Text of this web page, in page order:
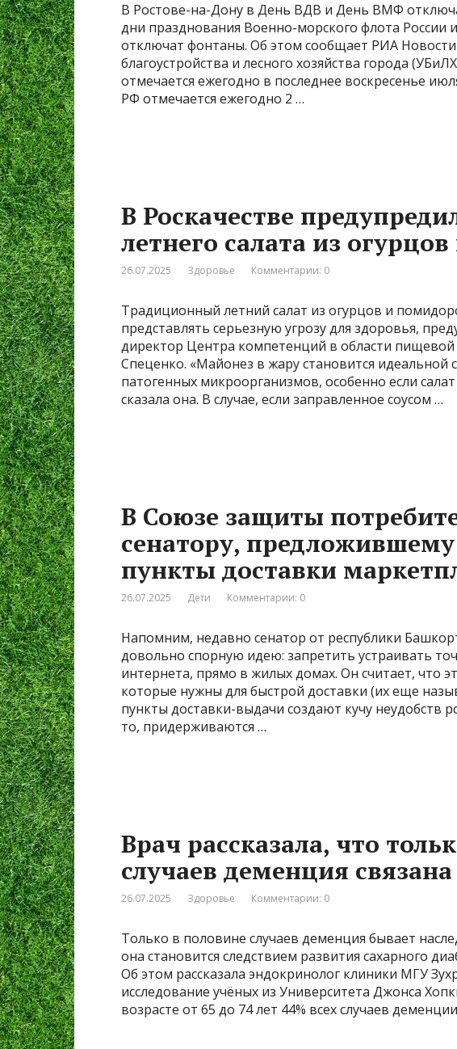
В Ростове-на-Дону в День ВДВ и День ВМФ
дни празднования Военно-морского флота России
отключат фонтаны. Об этом сообщает РИА Новости
благоустройства и лесного хозяйства города
отмечается ежегодно в последнее воскресенье
РФ отмечается ежегодно 2 …
В Роскачестве
летнего салата из
26.07.2025 Здоровье Комментарии: 0
Традиционный летний салат из огурцов и
представлять серьезную угрозу для здоровья,
директор Центра компетенций в области пищевой
Спеценко. «Майонез в жару становится идеальной
патогенных микроорганизмов, особенно если
сказала она. В случае, если заправленное соусом …
В Союзе защиты
сенатору,
пункты доставки
26.07.2025 Дети Комментарии: 0
Напомним, недавно сенатор от республики
довольно спорную идею: запретить устраивать
интернета, прямо в жилых домах. Он считает, что
которые нужны для быстрой доставки (их еще
пункты доставки-выдачи создают кучу неудобств
то, придерживаются …
Врач рассказала, что
случаев деменция
26.07.2025 Здоровье Комментарии: 0
Только в половине случаев деменция бывает
она становится следствием развития сахарного
Об этом рассказала эндокринолог клиники МГУ
исследование учёных из Университета Джонса
возрасте от 65 до 74 лет 44% всех случаев